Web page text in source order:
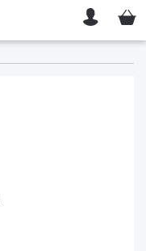
Mein